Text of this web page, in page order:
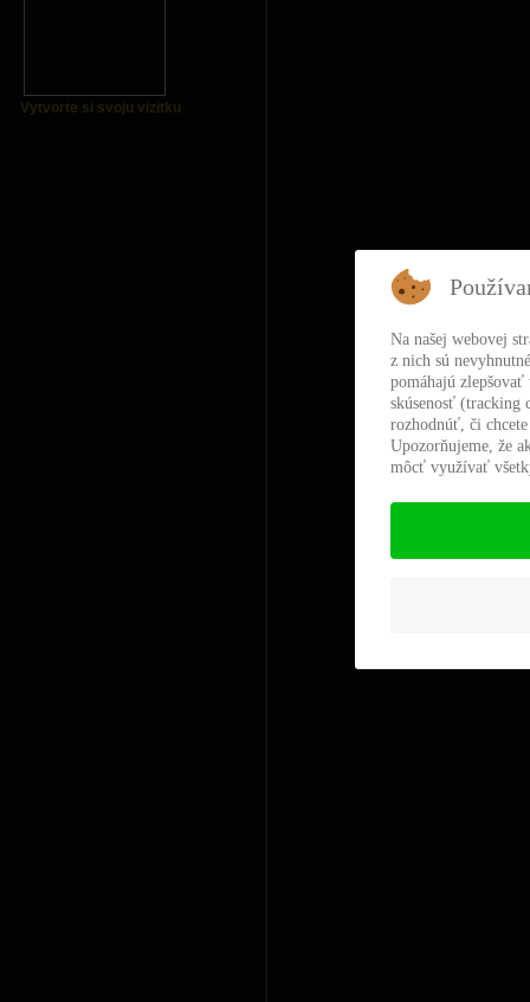
Vytvorte si svoju vizitku
Na našej webovej
z nich sú
pomáhajú
skúsenosť (tracking
rozhodnúť, či
Upozorňujeme, že
môcť využívať